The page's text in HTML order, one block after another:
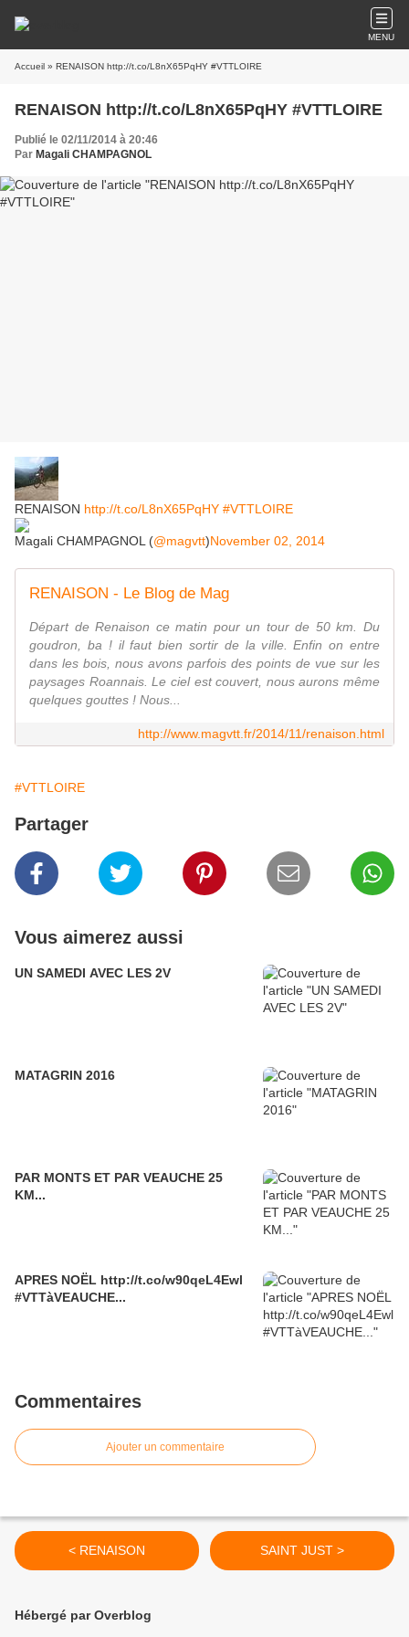
MENU
Accueil » RENAISON http://t.co/L8nX65PqHY #VTTLOIRE
RENAISON http://t.co/L8nX65PqHY #VTTLOIRE
Publié le 02/11/2014 à 20:46
Par Magali CHAMPAGNOL
RENAISON http://t.co/L8nX65PqHY #VTTLOIRE
Magali CHAMPAGNOL (@magvtt)November 02, 2014
RENAISON - Le Blog de Mag
Départ de Renaison ce matin pour un tour de 50 km. Du
goudron, ba ! il faut bien sortir de la ville. Enfin on entre
dans les bois, nous avons parfois des points de vue sur les
paysages Roannais. Le ciel est couvert, nous aurons même
quelques gouttes ! Nous...
http://www.magvtt.fr/2014/11/renaison.html
#VTTLOIRE
Partager
Vous aimerez aussi
UN SAMEDI AVEC LES 2V
MATAGRIN 2016
PAR MONTS ET PAR VEAUCHE 25
KM...
APRES NOËL http://t.co/w90qeL4Ewl
#VTTàVEAUCHE...
Commentaires
Ajouter un commentaire
< RENAISON SAINT JUST >
Hébergé par Overblog